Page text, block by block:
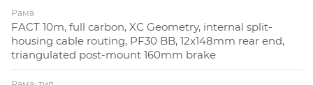
Рама
FACT 10m, full carbon, XC Geometry, internal split-
housing cable routing, PF30 BB, 12x148mm rear end,
triangulated post-mount 160mm brake